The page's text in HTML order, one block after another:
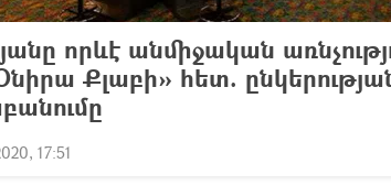
որևէ անմիջական
Քլաբի» հետ.
17:51